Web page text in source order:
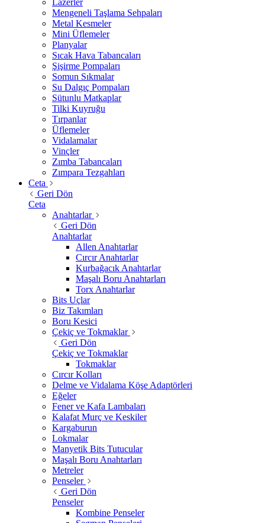
Lazerler
Mengeneli Taşlama Sehpaları
Metal Kesmeler
Mini Üflemeler
Planyalar
Sıcak Hava Tabancaları
Şişirme Pompaları
Somun Sıkmalar
Su Dalgıç Pompaları
Sütunlu Matkaplar
Tilki Kuyruğu
Tırpanlar
Üflemeler
Vidalamalar
Vinçler
Zımba Tabancaları
Zımpara Tezgahları
Ceta
Geri Dön
Ceta
Anahtarlar
Geri Dön
Anahtarlar
Allen Anahtarlar
Cırcır Anahtarlar
Kurbağacık Anahtarlar
Maşalı Boru Anahtarları
Torx Anahtarlar
Bits Uçlar
Biz Takımları
Boru Kesici
Çekiç ve Tokmaklar
Geri Dön
Çekiç ve Tokmaklar
Tokmaklar
Cırcır Kolları
Delme ve Vidalama Köşe Adaptörleri
Eğeler
Fener ve Kafa Lambaları
Kalafat Murç ve Keskiler
Kargaburun
Lokmalar
Manyetik Bits Tutucular
Maşalı Boru Anahtarları
Metreler
Penseler
Geri Dön
Penseler
Kombine Penseler